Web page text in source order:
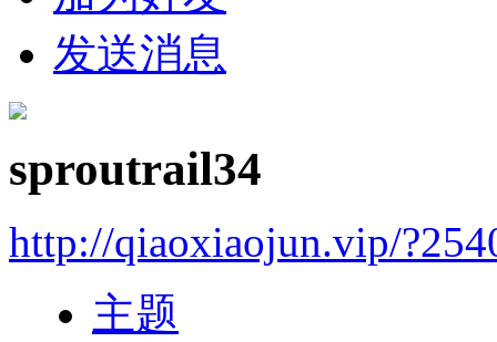
发送消息
sproutrail34
http://qiaoxiaojun.vip/
主题